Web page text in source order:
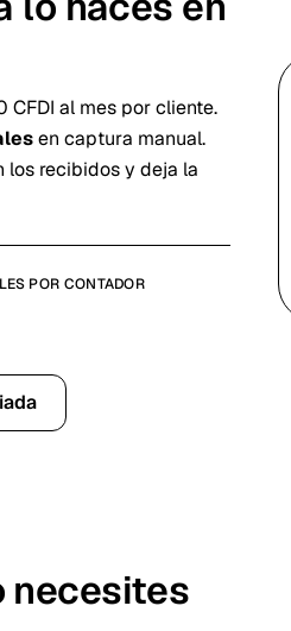
al mes por cliente.
en captura manual.
los recibidos y deja la
POR CONTADOR
necesites